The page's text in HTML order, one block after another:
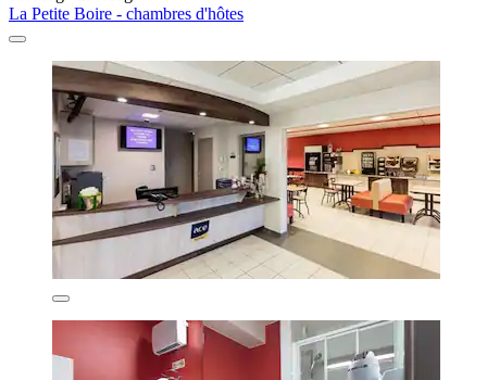
La Petite Boire - chambres d'hôtes